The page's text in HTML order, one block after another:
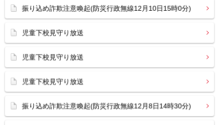
振り込め詐欺注意喚起(防災行政無線12月10日15時0分)
児童下校見守り放送
児童下校見守り放送
児童下校見守り放送
振り込め詐欺注意喚起(防災行政無線12月8日14時30分)